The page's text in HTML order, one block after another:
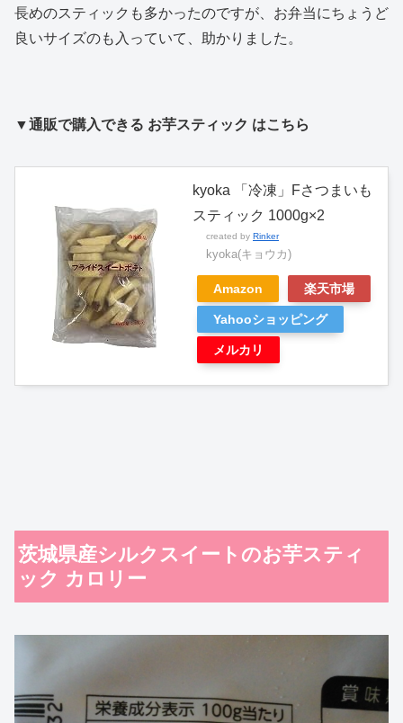
長めのスティックも多かったのですが、お弁当にちょうど
良いサイズのも入っていて、助かりました。
▼通販で購入できる お芋スティック はこちら
kyoka 「冷凍」Fさつまいも
スティック 1000g×2
created by Rinker
kyoka(キョウカ)
Amazon 楽天市場
Yahooショッピング
メルカリ
茨城県産シルクスイートのお芋スティ
ック カロリー